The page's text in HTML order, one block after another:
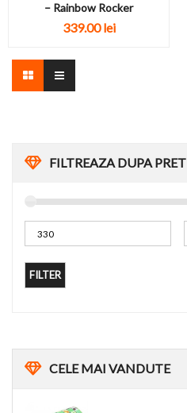
FILTREAZA DUPA PRET
FILTER
CELEMAI VANDUTE
– Rainbow Rocker
339.00 lei